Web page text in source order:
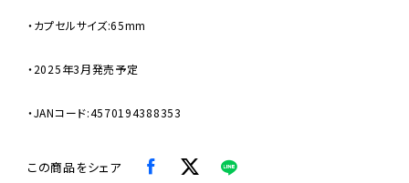
・カプセルサイズ:65mm
・2025年3月発売予定
・JANコード:4570194388353
この商品をシェア